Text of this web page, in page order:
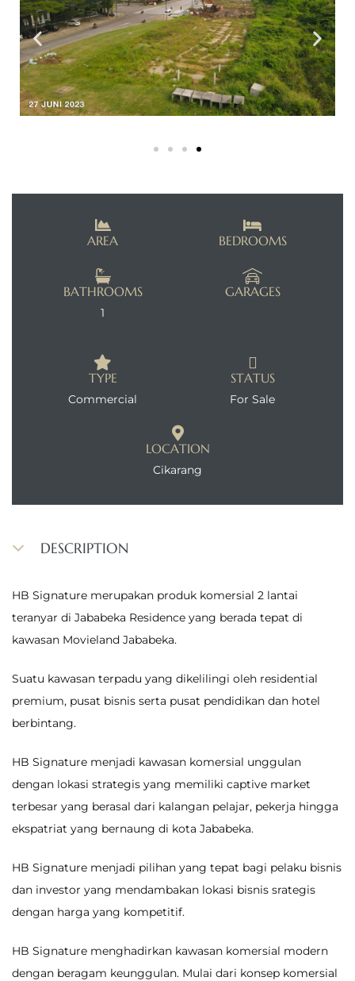
AREA BEDROOMS
BATHROOMS
1
GARAGES
TYPE
Commercial
STATUS
For Sale
LOCATION
Cikarang
DESCRIPTION
HB Signature merupakan produk komersial 2 lantai
teranyar di Jababeka Residence yang berada tepat di
kawasan Movieland Jababeka.
Suatu kawasan terpadu yang dikelilingi oleh residential
premium, pusat bisnis serta pusat pendidikan dan hotel
berbintang.
HB Signature menjadi kawasan komersial unggulan
dengan lokasi strategis yang memiliki captive market
terbesar yang berasal dari kalangan pelajar, pekerja hingga
ekspatriat yang bernaung di kota Jababeka.
HB Signature menjadi pilihan yang tepat bagi pelaku bisnis
dan investor yang mendambakan lokasi bisnis srategis
dengan harga yang kompetitif.
HB Signature menghadirkan kawasan komersial modern
dengan beragam keunggulan. Mulai dari konsep komersial